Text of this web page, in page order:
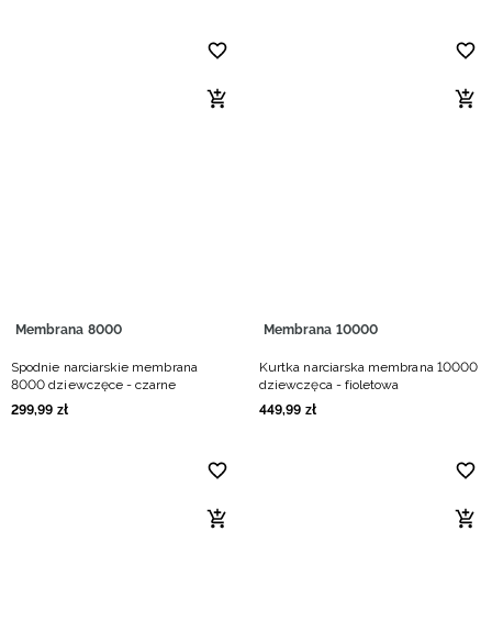
Membrana 8000
Spodnie narciarskie membrana
8000 dziewczęce - czarne
299,99 zł
Membrana 10000
Kurtka narciarska membrana 10000
dziewczęca - fioletowa
449,99 zł